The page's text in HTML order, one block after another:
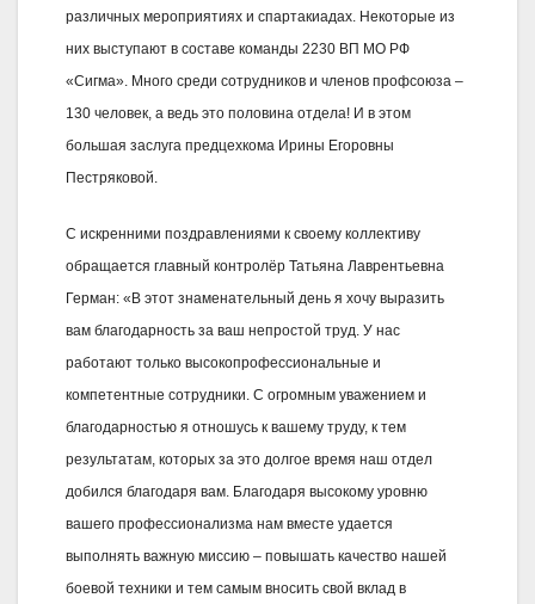
различных мероприятиях и спартакиадах. Некоторые из
них выступают в составе команды 2230 ВП МО РФ
«Сигма». Много среди сотрудников и членов профсоюза –
130 человек, а ведь это половина отдела! И в этом
большая заслуга предцехкома Ирины Егоровны
Пестряковой.
С искренними поздравлениями к своему коллективу
обращается главный контролёр Татьяна Лаврентьевна
Герман: «В этот знаменательный день я хочу выразить
вам благодарность за ваш непростой труд. У нас
работают только высокопрофессиональные и
компетентные сотрудники. С огромным уважением и
благодарностью я отношусь к вашему труду, к тем
результатам, которых за это долгое время наш отдел
добился благодаря вам. Благодаря высокому уровню
вашего профессионализма нам вместе удается
выполнять важную миссию – повышать качество нашей
боевой техники и тем самым вносить свой вклад в